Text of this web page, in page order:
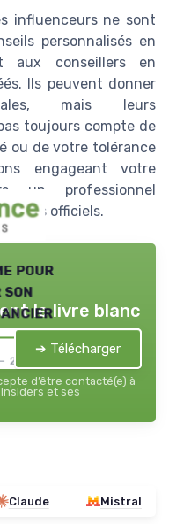
influenceurs ne sont
personnalisés en
aux conseillers en
Ils peuvent donner
mais leurs
toujours compte de
ou de votre tolérance
engageant votre
un professionnel
officiels.
pour
son
2026
le livre blanc
➔ Télécharger
d’être contacté(e) à
et ses
Claude Mistral